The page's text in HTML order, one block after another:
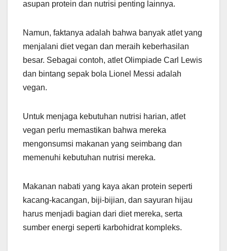
asupan protein dan nutrisi penting lainnya.
Namun, faktanya adalah bahwa banyak atlet yang
menjalani diet vegan dan meraih keberhasilan
besar. Sebagai contoh, atlet Olimpiade Carl Lewis
dan bintang sepak bola Lionel Messi adalah
vegan.
Untuk menjaga kebutuhan nutrisi harian, atlet
vegan perlu memastikan bahwa mereka
mengonsumsi makanan yang seimbang dan
memenuhi kebutuhan nutrisi mereka.
Makanan nabati yang kaya akan protein seperti
kacang-kacangan, biji-bijian, dan sayuran hijau
harus menjadi bagian dari diet mereka, serta
sumber energi seperti karbohidrat kompleks.